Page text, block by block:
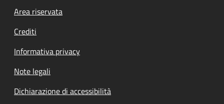
Footer menu
Area riservata
Crediti
Informativa privacy
Note legali
Dichiarazione di accessibilità